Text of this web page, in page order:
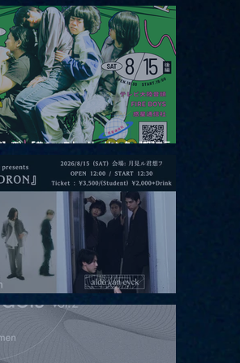
JUST RIGHT!! vol.26
夜）『巷のmyストーリー/センター"訳"フラ
昼）月見ルpre.『POLYHEDRON』